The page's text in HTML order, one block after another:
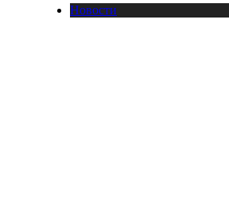
Новости